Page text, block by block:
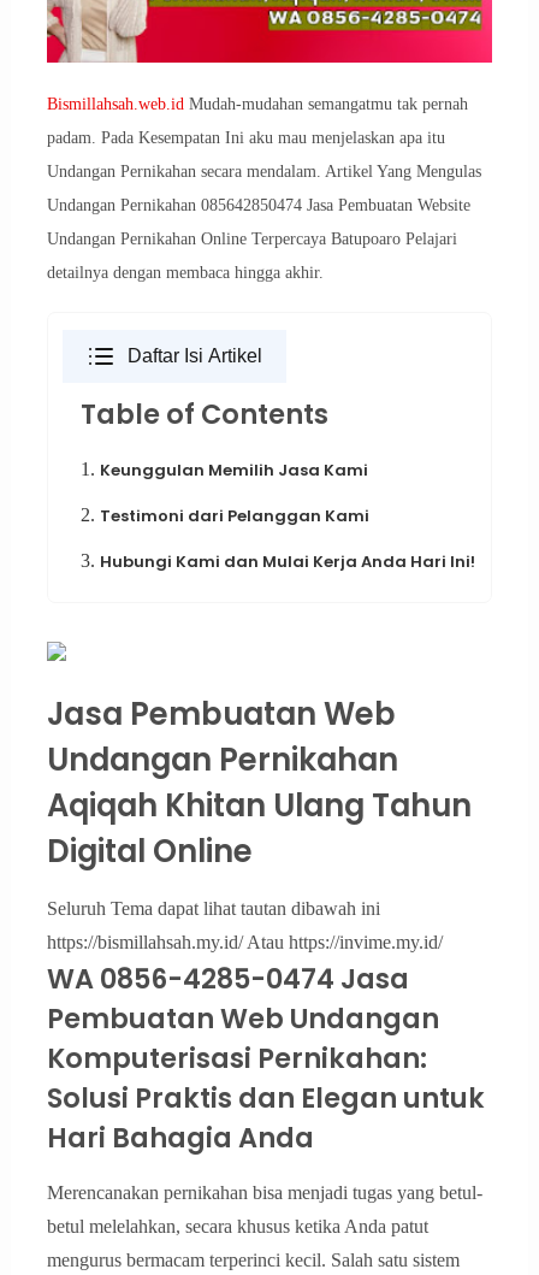
Bismillahsah.web.idMudah-mudahan semangatmu tak pernah
padam. Pada Kesempatan Ini aku mau menjelaskan apa itu
Undangan Pernikahan secara mendalam. Artikel Yang Mengulas
Undangan Pernikahan 085642850474 Jasa Pembuatan Website
Undangan Pernikahan Online Terpercaya Batupoaro Pelajari
detailnya dengan membaca hingga akhir.
Daftar Isi Artikel
Table of Contents
1. Keunggulan Memilih Jasa Kami
2. Testimoni dari Pelanggan Kami
3. Hubungi Kami dan Mulai Kerja Anda Hari Ini!
Jasa Pembuatan Web
Undangan Pernikahan
Aqiqah Khitan Ulang Tahun
Digital Online
Seluruh Tema dapat lihat tautan dibawah ini
https://bismillahsah.my.id/ Atau https://invime.my.id/
WA 0856-4285-0474 Jasa
Pembuatan Web Undangan
Komputerisasi Pernikahan:
Solusi Praktis dan Elegan untuk
Hari Bahagia Anda
Merencanakan pernikahan bisa menjadi tugas yang betul-
betul melelahkan, secara khusus ketika Anda patut
mengurus bermacam terperinci kecil. Salah satu sistem